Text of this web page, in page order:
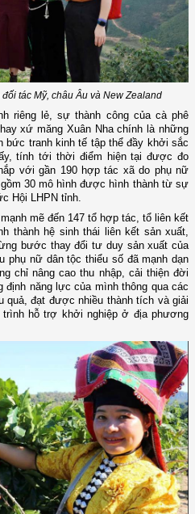
tác Mỹ, châu Âu và New Zealand
riêng lẻ, sự thành công của cà phê
xứ măng Xuân Nha chính là những
bức tranh kinh tế tập thể đầy khởi sắc
tính tới thời điểm hiện tại được đo
với gần 190 hợp tác xã do phụ nữ
30 mô hình được hình thành từ sự
Hội LHPN tỉnh.
mẽ đến 147 tổ hợp tác, tổ liên kết
thành hệ sinh thái liên kết sản xuất,
bước thay đổi tư duy sản xuất của
phụ nữ dân tộc thiểu số đã mạnh dạn
chỉ nâng cao thu nhập, cải thiện đời
năng lực của mình thông qua các
quả, đạt được nhiều thành tích và giải
hỗ trợ khởi nghiệp ở địa phương